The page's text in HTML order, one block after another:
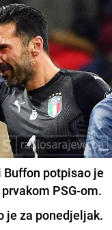
potpisao je
PSG-om.
je za ponedjeljak.